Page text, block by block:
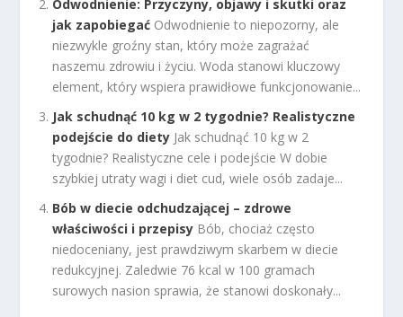
Odwodnienie: Przyczyny, objawy i skutki oraz
jak zapobiegać Odwodnienie to niepozorny, ale
niezwykle groźny stan, który może zagrażać
naszemu zdrowiu i życiu. Woda stanowi kluczowy
element, który wspiera prawidłowe funkcjonowanie...
Jak schudnąć 10 kg w 2 tygodnie? Realistyczne
podejście do diety Jak schudnąć 10 kg w 2
tygodnie? Realistyczne cele i podejście W dobie
szybkiej utraty wagi i diet cud, wiele osób zadaje...
Bób w diecie odchudzającej – zdrowe
właściwości i przepisy Bób, chociaż często
niedoceniany, jest prawdziwym skarbem w diecie
redukcyjnej. Zaledwie 76 kcal w 100 gramach
surowych nasion sprawia, że stanowi doskonały...